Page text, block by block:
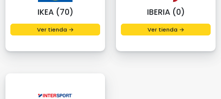
IKEA (70)
Ver tienda →
IBERIA (0)
Ver tienda →